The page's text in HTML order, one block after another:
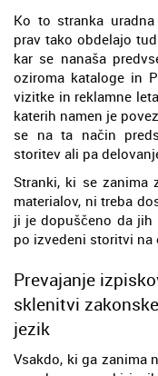
Ko to stranka
prav tako obdelajo
kar se nanaša
oziroma kataloge in
vizitke in reklamne
katerih namen je
se na ta način
storitev ali pa
Stranki, ki se zanima
materialov, ni treba
ji je dopuščeno da
po izvedeni storitvi na
Prevajanje
sklenitvi
jezik
Vsakdo, ki ga zanima